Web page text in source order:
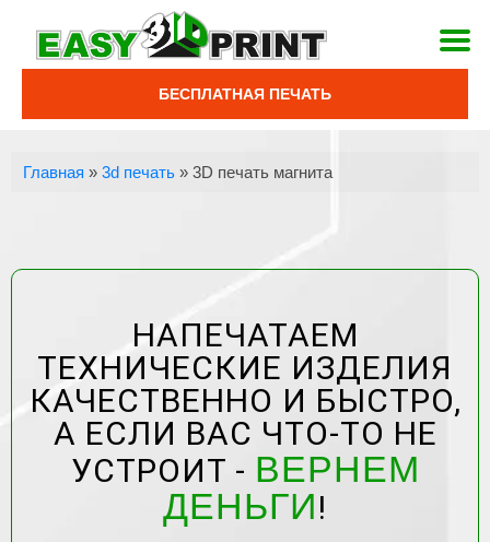
БЕСПЛАТНАЯ ПЕЧАТЬ
Главная »3d печать »3D печать магнита
НАПЕЧАТАЕМ
ТЕХНИЧЕСКИЕ ИЗДЕЛИЯ
КАЧЕСТВЕННО И БЫСТРО,
А ЕСЛИ ВАС ЧТО-ТО НЕ
УСТРОИТ - ВЕРНЕМ
ДЕНЬГИ!